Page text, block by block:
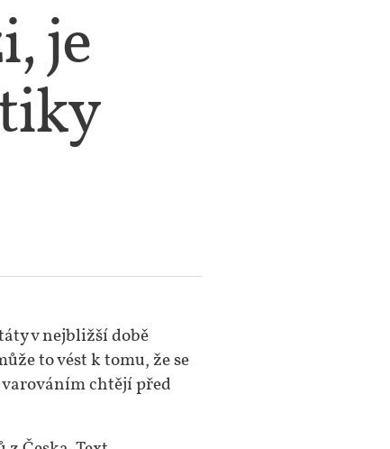
je
v nejbližší době
to vést k tomu, že se
varováním chtějí před